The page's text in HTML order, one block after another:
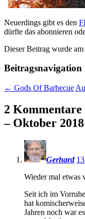
Neuerdings gibt es den
dürfte das abonnieren
Dieser Beitrag wurde am
Beitragsnavigation
← Gods Of Barbecue
2 Kommentare
– Oktober
Gerhard
Wieder mal etwas
Seit ich im
hat
Jahren noch war